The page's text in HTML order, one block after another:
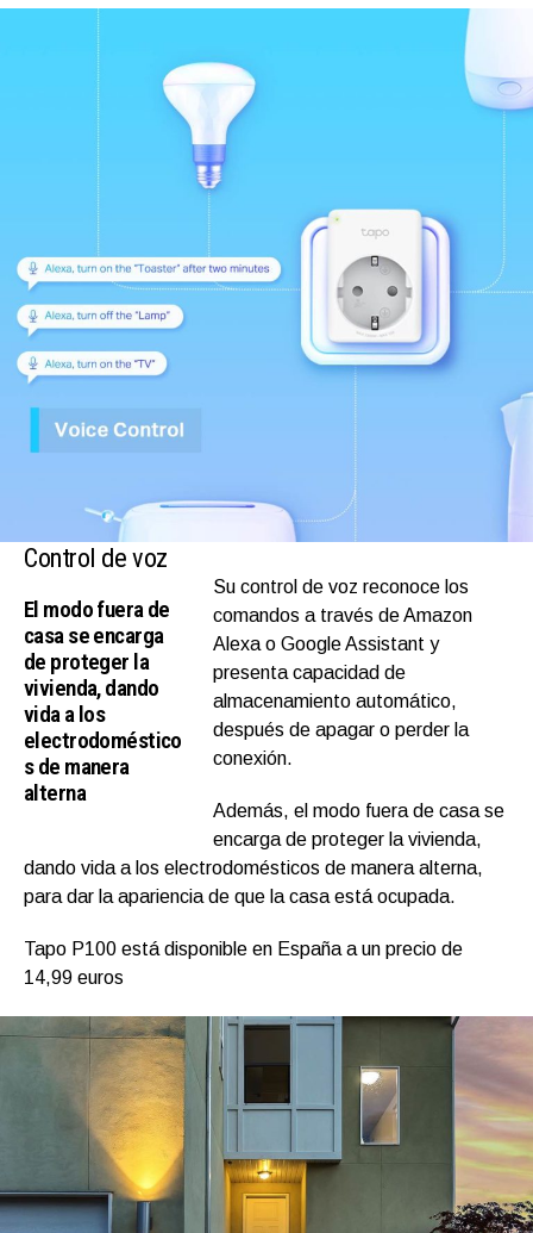
Control de voz
El modo fuera de
casa se encarga
de proteger la
vivienda, dando
vida a los
electrodoméstico
s de manera
alterna
Su control de voz reconoce los
comandos a través de Amazon
Alexa o Google Assistant y
presenta capacidad de
almacenamiento automático,
después de apagar o perder la
conexión.
Además, el modo fuera de casa se
encarga de proteger la vivienda,
dando vida a los electrodomésticos de manera alterna,
para dar la apariencia de que la casa está ocupada.
Tapo P100 está disponible en España a un precio de
14,99 euros